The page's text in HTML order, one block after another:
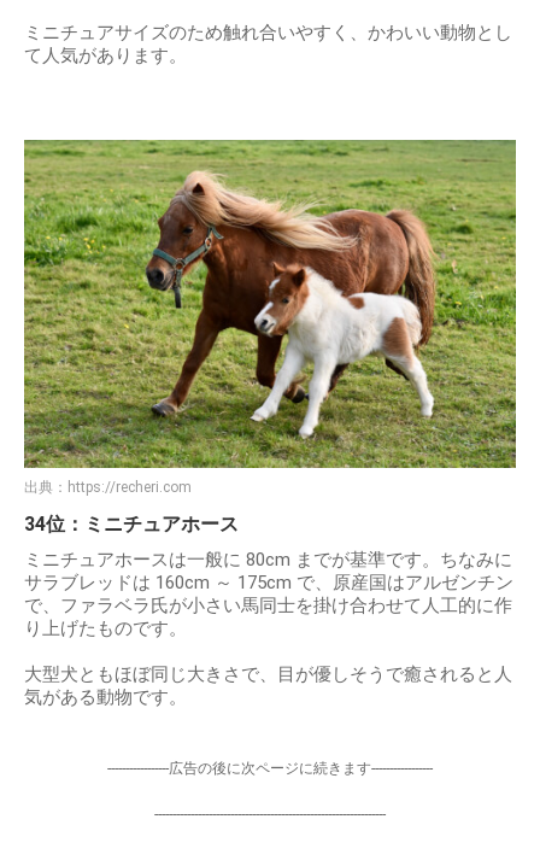
ミニチュアサイズのため触れ合いやすく、かわいい動物とし
て人気があります。
出典： https://recheri.com
34位：ミニチュアホース
ミニチュアホースは一般に 80cm までが基準です。ちなみに
サラブレッドは 160cm ～ 175cm で、原産国はアルゼンチン
で、ファラベラ氏が小さい馬同士を掛け合わせて人工的に作
り上げたものです。
大型犬ともほぼ同じ大きさで、目が優しそうで癒されると人
気がある動物です。
-----------------広告の後に次ページに続きます-----------------
----------------------------------------------------------------